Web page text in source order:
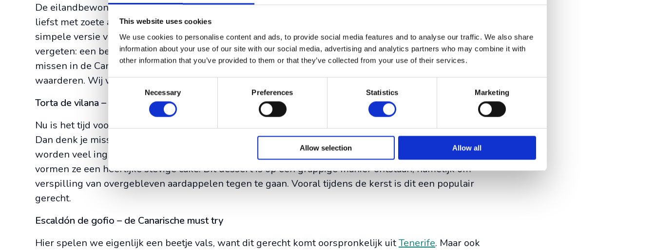
This website uses cookies
We use cookies to personalise content and ads, to provide social media features and to analyse our traffic. We also share
information about your use of our site with our social media, advertising and analytics partners who may combine it with
other information that you’ve provided to them or that they’ve collected from your use of their services.
Consent
Necessary Preferences Statistics Marketing
Allow selection Allow all
De eilandbewoners van La Gomera zijn dol op eenpansgerechten zoals stoofpotjes. Deze eten ze het
liefst met zoete aardappel, pompoen, kool, maïs, kikkererwten en spek. De waterkersstoofpot is een
simpele versie van een stoofpot en wordt meestal gemaakt met varkensribben, mais en niet te
vergeten: een beetje gofio. Gofio is een meel dat gemaakt wordt van geroosterde granen en is niet te
missen in de Canarische keuken. Dit gerecht is lekker winters en bijna iedereen kan dit wel
waarderen. Wij vinden het in ieder geval heerlijk!
Torta de vilana – een dessert van aardappelen
Nu is het tijd voor een typisch dessert van La Gomera, torta de vilana. Met in de hoofdrol aardappelen.
Dan denk je misschien: ‘huh? aardappelen in een toetje?’, maar wacht maar tot je het probeert! Er
worden veel ingrediënten aan toegevoegd zoals ei, meel, suiker, rozijnen en amandelen. Samen
vormen ze een heerlijke stevige cake. Dit dessert is op een grappige manier ontstaan, namelijk om
verspilling van overgebleven aardappelen tegen te gaan. Vooral tijdens de kerst is dit een populair
gerecht.
Escaldón de gofio – de Canarische must try
Hier spelen we eigenlijk een beetje vals, want dit gerecht komt oorspronkelijk uitTenerife. Maar ook